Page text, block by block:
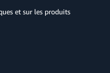
et sur les produits